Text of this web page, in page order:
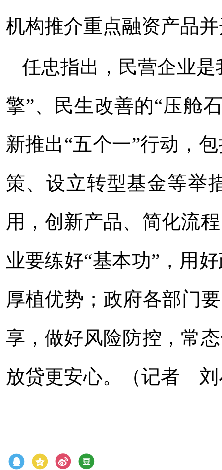
机构推介重点融资产品
任忠指出，民营企业是
擎”、民生改善的“压舱
新推出“五个一”行动，
策、设立转型基金等举
用，创新产品、简化流
业要练好“基本功”，用
厚植优势；政府各部门
享，做好风险防控，常
放贷更安心。
（记者